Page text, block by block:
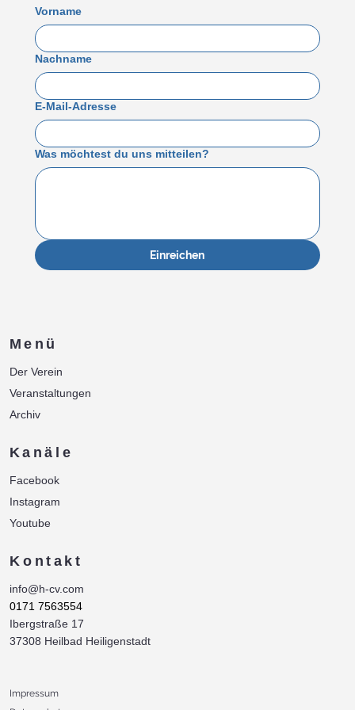
Vorname
Nachname
E-Mail-Adresse
Was möchtest du uns mitteilen?
Einreichen
Menü
Der Verein
Veranstaltungen
Archiv
Kanäle
Facebook
Instagram
Youtube
Kontakt
info@h-cv.com
0171 7563554
Ibergstraße 17
37308 Heilbad Heiligenstadt
Impressum